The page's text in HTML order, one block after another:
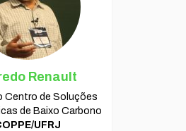
Renault
Centro de Soluções
de Baixo Carbono
UFRJ